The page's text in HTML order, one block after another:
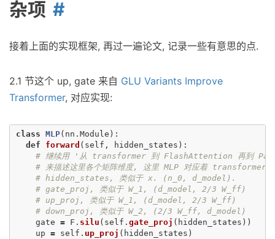
杂项
接着上面的实现框架, 再过一遍论文, 记录一些有意思的点.
2.1 节这个 up, gate 来自 GLU Variants Improve
Transformer, 对应实现:
class MLP( nn . Module ):
def
forward ( self , hidden_states ):
gate = F . silu ( self . gate_proj ( hidden_states ))
up = self . up_proj ( hidden_states )